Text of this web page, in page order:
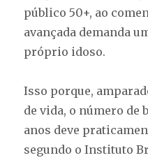
público 50+, ao
avançada demanda
próprio idoso.
Isso porque,
de vida, o número de
anos deve
segundo o Instituto